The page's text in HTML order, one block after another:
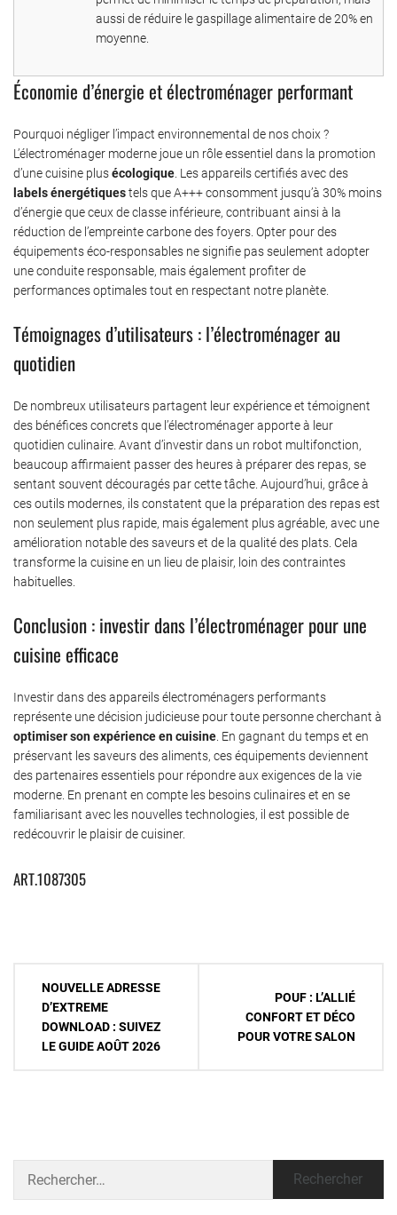
aussi de réduire le gaspillage alimentaire de 20% en
moyenne.
Économie d’énergie et électroménager performant
Pourquoi négliger l’impact environnemental de nos choix ?
L’électroménager moderne joue un rôle essentiel dans la promotion
d’une cuisine plusécologique . Les appareils certifiés avec des
labels énergétiquestels que A+++ consomment jusqu’à 30% moins
d’énergie que ceux de classe inférieure, contribuant ainsi à la
réduction de l’empreinte carbone des foyers. Opter pour des
équipements éco-responsables ne signifie pas seulement adopter
une conduite responsable, mais également profiter de
performances optimales tout en respectant notre planète.
Témoignages d’utilisateurs : l’électroménager au
quotidien
De nombreux utilisateurs partagent leur expérience et témoignent
des bénéfices concrets que l’électroménager apporte à leur
quotidien culinaire. Avant d’investir dans un robot multifonction,
beaucoup affirmaient passer des heures à préparer des repas, se
sentant souvent découragés par cette tâche. Aujourd’hui, grâce à
ces outils modernes, ils constatent que la préparation des repas est
non seulement plus rapide, mais également plus agréable, avec une
amélioration notable des saveurs et de la qualité des plats. Cela
transforme la cuisine en un lieu de plaisir, loin des contraintes
habituelles.
Conclusion : investir dans l’électroménager pour une
cuisine efficace
Investir dans des appareils électroménagers performants
représente une décision judicieuse pour toute personne cherchant à
optimiser son expérience en cuisine . En gagnant du temps et en
préservant les saveurs des aliments, ces équipements deviennent
des partenaires essentiels pour répondre aux exigences de la vie
moderne. En prenant en compte les besoins culinaires et en se
familiarisant avec les nouvelles technologies, il est possible de
redécouvrir le plaisir de cuisiner.
ART.1087305
Navigation
l’article
NOUVELLE ADRESSE
D’EXTREME
DOWNLOAD : SUIVEZ
LE GUIDE AOÛT 2026
POUF : L’ALLIÉ
CONFORT ET DÉCO
POUR VOTRE SALON